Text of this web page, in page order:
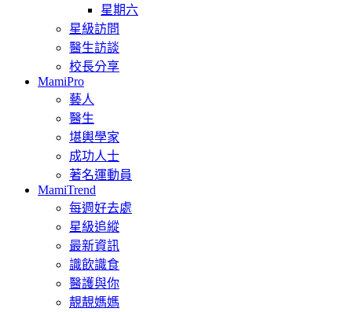
星期六
星級訪問
醫生訪談
校長分享
MamiPro
藝人
醫生
堪輿學家
成功人士
著名運動員
MamiTrend
每週好去處
星級追縱
最新資訊
識飲識食
醫護與你
靚靚媽媽